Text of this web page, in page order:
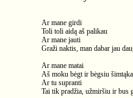
Ar mane girdi
Toli toli aidą aš palikau
Ar mane jauti
Graži naktis, man dabar jau
Ar mane matai
Aš moku bėgt ir bėgsiu
Ar tu supranti
Tai tik pradžia, užmiršiu ir bus